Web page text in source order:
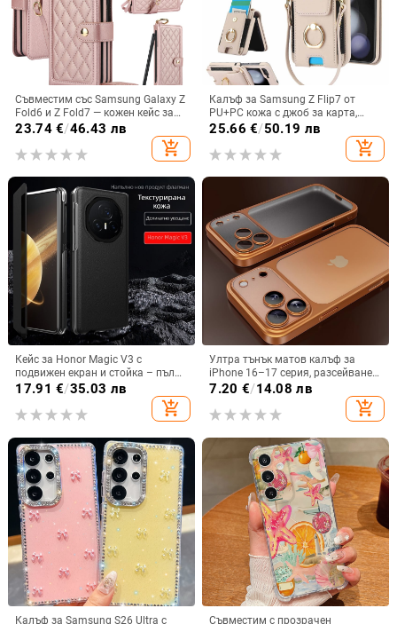
Съвместим със Samsung Galaxy Z
Fold6 и Z Fold7 — кожен кейс за
телефон с слот за стилус,
сгъваем дизайн, елегантен стил, с
каишка за китката, за дами
23.74€/46.43 лв
add_shopping_cart
Калъф за Samsung Z Flip7 от
PU+PC кожа с джоб за карта,
пръстен за държане, еластичен
държач за карти и кръстосана
презрамка
25.66 €/50.19 лв
add_shopping_cart
Кейс за Honor Magic V3 с
подвижен екран и стойка – пълна
защита, удароустойчив, против
имитационна кожа, прецизна
17.91 €/35.03 лв
add_shopping_cart
Ултра тънък матов калъф за
iPhone 16–17 серия, разсейване
на топлината, пълно покритие,
удароустойчив и устойчив на
отпечатъци
7.20 €/14.08 лв
add_shopping_cart
Калъф за Samsung S26 Ultra с Съвместим с прозрачен